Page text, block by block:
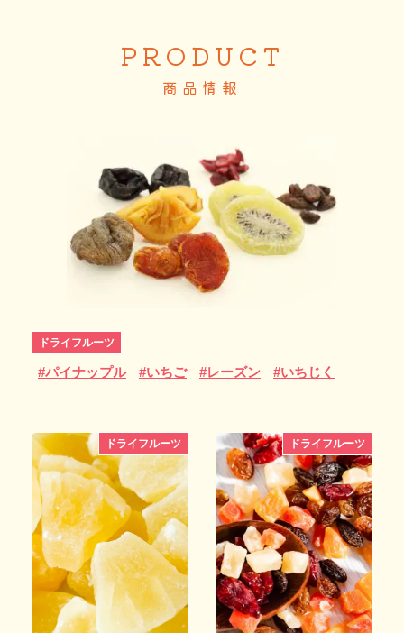
PRODUCT
商品情報
ドライフルーツ
#パイナップル #いちご #レーズン #いちじく
ドライフルーツ ドライフルーツ